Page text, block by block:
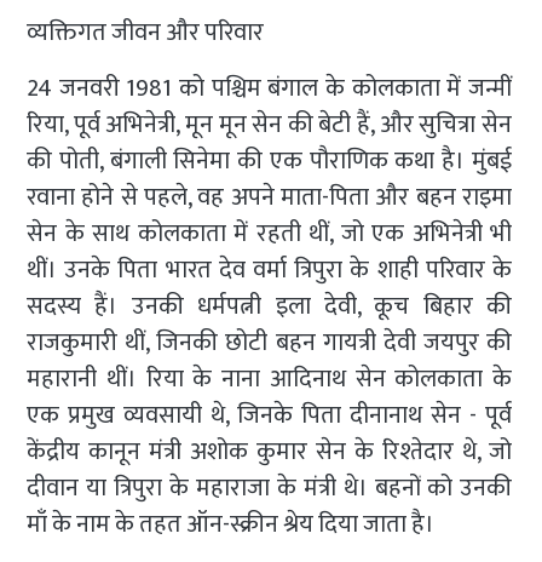
व्यक्तिगत जीवन और परिवार
24 जनवरी 1981 को पश्चिम बंगाल के कोलकाता में जन्मीं
रिया, पूर्व अभिनेत्री, मून मून सेन की बेटी हैं, और सुचित्रा सेन
की पोती, बंगाली सिनेमा की एक पौराणिक कथा है। मुंबई
रवाना होने से पहले, वह अपने माता-पिता और बहन राइमा
सेन के साथ कोलकाता में रहती थीं, जो एक अभिनेत्री भी
थीं। उनके पिता भारत देव वर्मा त्रिपुरा के शाही परिवार के
सदस्य हैं। उनकी धर्मपत्नी इला देवी, कूच बिहार की
राजकुमारी थीं, जिनकी छोटी बहन गायत्री देवी जयपुर की
महारानी थीं। रिया के नाना आदिनाथ सेन कोलकाता के
एक प्रमुख व्यवसायी थे, जिनके पिता दीनानाथ सेन - पूर्व
केंद्रीय कानून मंत्री अशोक कुमार सेन के रिश्तेदार थे, जो
दीवान या त्रिपुरा के महाराजा के मंत्री थे। बहनों को उनकी
माँ के नाम के तहत ऑन-स्क्रीन श्रेय दिया जाता है।